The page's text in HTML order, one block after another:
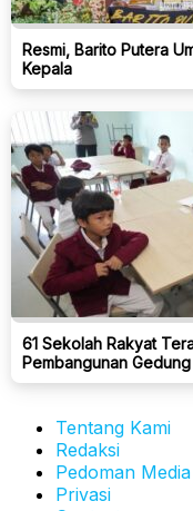
Resmi, Barito Putera
Kepala
61 Sekolah Rakyat
Pembangunan
Tentang Kami
Redaksi
Pedoman
Privasi